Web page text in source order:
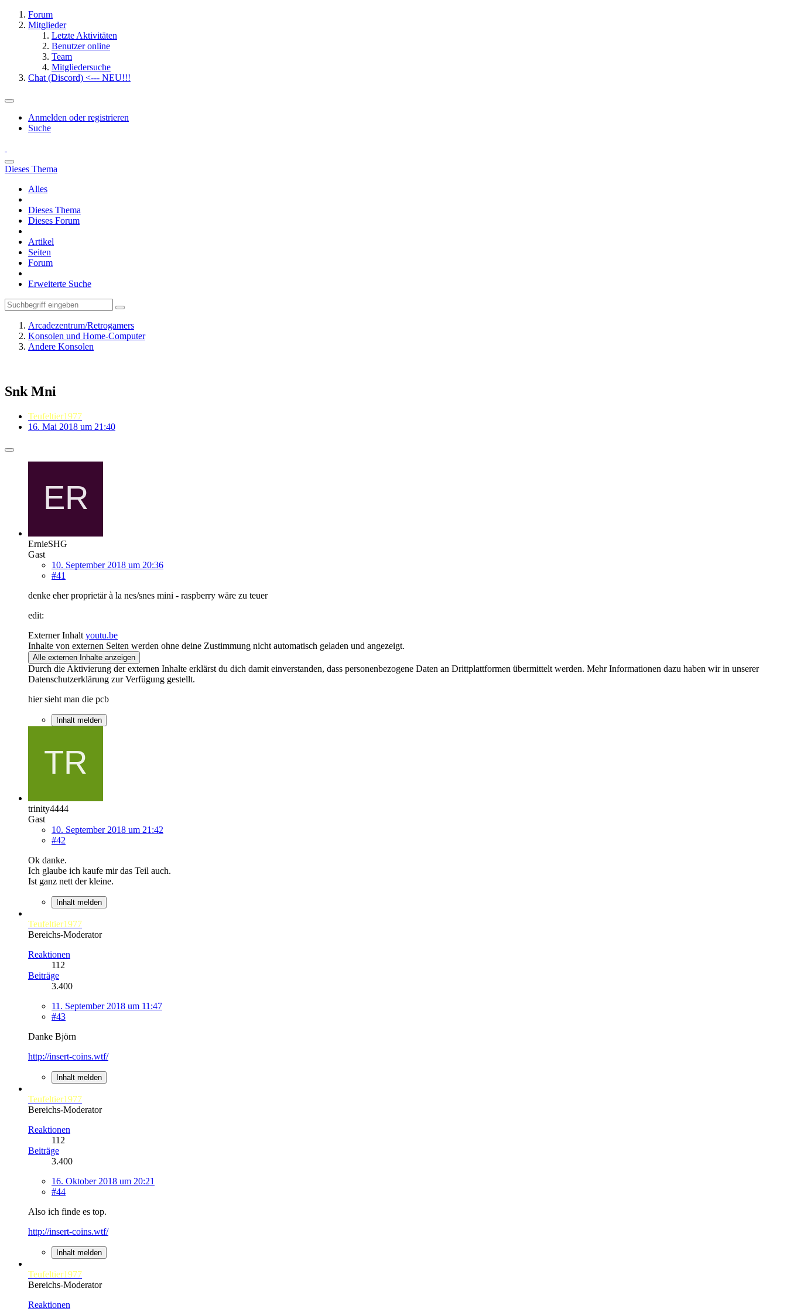
Forum
Mitglieder
Letzte Aktivitäten
Benutzer online
Team
Mitgliedersuche
Chat (Discord) <--- NEU!!!
Anmelden oder registrieren
Suche
Dieses Thema
Alles
Dieses Thema
Dieses Forum
Artikel
Seiten
Forum
Erweiterte Suche
Arcadezentrum/Retrogamers
Konsolen und Home-Computer
Andere Konsolen
Snk Mni
Teufeltier1977
16. Mai 2018 um 21:40
ErnieSHG
Gast
10. September 2018 um 20:36
#41
denke eher proprietär à la nes/snes mini - raspberry wäre zu teuer
edit:
Externer Inhalt youtu.be
Inhalte von externen Seiten werden ohne deine Zustimmung nicht automatisch geladen und angezeigt.
Alle externen Inhalte anzeigen
Durch die Aktivierung der externen Inhalte erklärst du dich damit einverstanden, dass personenbezogene Daten an Drittplattformen übermittelt werden. Mehr Informationen dazu haben wir in unserer
Datenschutzerklärung zur Verfügung gestellt.
hier sieht man die pcb
Inhalt melden
trinity4444
Gast
10. September 2018 um 21:42
#42
Ok danke.
Ich glaube ich kaufe mir das Teil auch.
Ist ganz nett der kleine.
Inhalt melden
Teufeltier1977
Bereichs-Moderator
Reaktionen
112
Beiträge
3.400
11. September 2018 um 11:47
#43
Danke Björn
http://insert-coins.wtf/
Inhalt melden
Teufeltier1977
Bereichs-Moderator
Reaktionen
112
Beiträge
3.400
16. Oktober 2018 um 20:21
#44
Also ich finde es top.
http://insert-coins.wtf/
Inhalt melden
Teufeltier1977
Bereichs-Moderator
Reaktionen